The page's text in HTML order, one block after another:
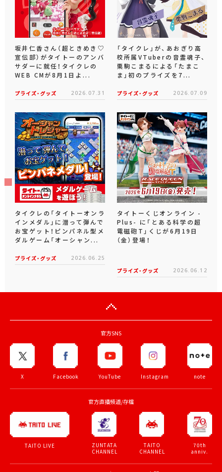
坂井仁香さん（超ときめき♡
宣伝部）がタイトーのアンバ
サダーに就任！タイクレの
WEB CMが8月1日よ...
プライズ・グッズ 2026.07.31
「タイクレ」が、あおぎり高
校所属VTuberの音霊魂子、
栗駒こまるによる「たまこ
ま」初のプライズを7...
プライズ・グッズ 2026.07.09
タイクレの「タイトーオンラ
インメダル」に潜って弾んで
お宝ゲット！ピンパネル型メ
ダルゲーム「オーシャン...
プライズ・グッズ 2026.06.25
タイトーくじオンライン -
Plus- に「とある科学の超
電磁砲T」くじが6月19日
（金）登場！
プライズ・グッズ 2026.06.12
官方SNS
X Facebook YouTube Instagram note
官方直播頻道/存檔
TAITO LIVE
ZUNTATA
CHANNEL
TAITO
CHANNEL
70th
anniv.